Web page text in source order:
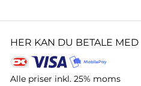
HER KAN DU BETALE MED
Alle priser inkl. 25% moms